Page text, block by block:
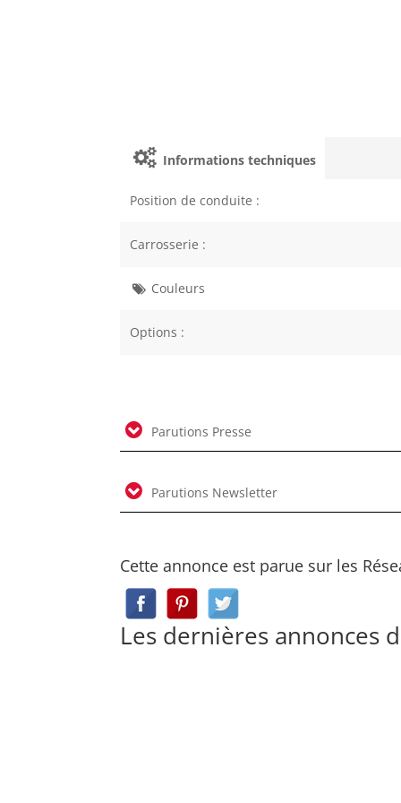
Informations techniques
Position de conduite :
Carrosserie :
Couleurs
Options :
Parutions Presse
Parutions Newsletter
Cette annonce est parue sur les
Les dernières annonces